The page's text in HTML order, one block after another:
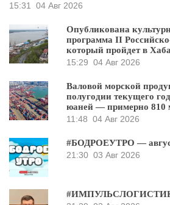
15:31 04 Авг 2026
Опубликована
программа II
который пройдет в
15:29 04 Авг 2026
Валовой морской
полугодии текущего
юаней — примерно 810
11:48 04 Авг 2026
#БОДРОЕУТРО —
21:30 03 Авг 2026